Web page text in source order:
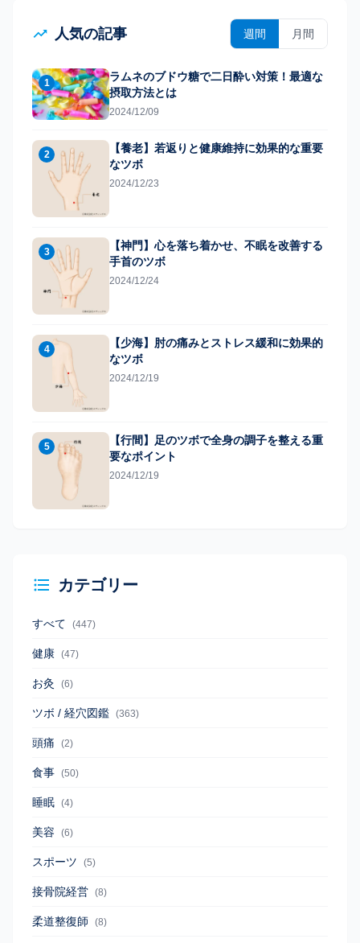
人気の記事 週間 月間
1
ラムネのブドウ糖で二日酔い対策！最適な
摂取方法とは
2024/12/09
2
【養老】若返りと健康維持に効果的な重要
なツボ
2024/12/23
3
【神門】心を落ち着かせ、不眠を改善する
手首のツボ
2024/12/24
4
【少海】肘の痛みとストレス緩和に効果的
なツボ
2024/12/19
5
【行間】足のツボで全身の調子を整える重
要なポイント
2024/12/19
カテゴリー
すべて (447)
健康 (47)
お灸 (6)
ツボ / 経穴図鑑 (363)
頭痛 (2)
食事 (50)
睡眠 (4)
美容 (6)
スポーツ (5)
接骨院経営 (8)
柔道整復師 (8)